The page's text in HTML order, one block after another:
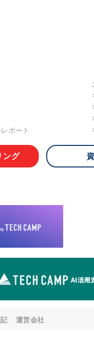
託
項利用目的の範囲に限って個人
。この場合、個人情報保護水準
正管理・機密保持についての契
請求 ご本人様は、当社に対して
の通知、開示、内容の訂正・
人確認が不可能な場合や、個人
グなどの個人情報以外の情報に
合せ窓口
赤坂8-4-14 青山タワープレイ
v.co.jp
情報を提供されるかどうかは任
ポート
ング
運営会社